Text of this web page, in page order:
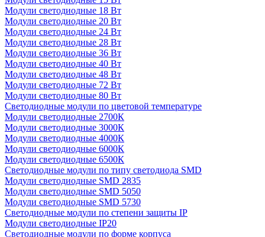
Модули светодиодные 18 Вт
Модули светодиодные 20 Вт
Модули светодиодные 24 Вт
Модули светодиодные 28 Вт
Модули светодиодные 36 Вт
Модули светодиодные 40 Вт
Модули светодиодные 48 Вт
Модули светодиодные 72 Вт
Модули светодиодные 80 Вт
Светодиодные модули по цветовой температуре
Модули светодиодные 2700К
Модули светодиодные 3000К
Модули светодиодные 4000К
Модули светодиодные 6000К
Модули светодиодные 6500К
Светодиодные модули по типу светодиода SMD
Модули светодиодные SMD 2835
Модули светодиодные SMD 5050
Модули светодиодные SMD 5730
Светодиодные модули по степени защиты IP
Модули светодиодные IP20
Светодиодные модули по форме корпуса